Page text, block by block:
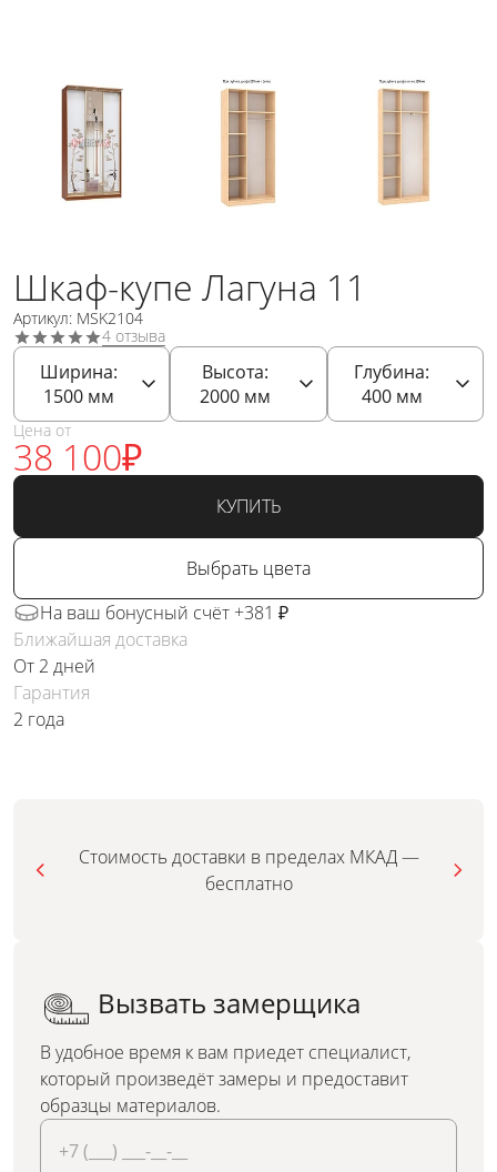
Шкаф-купе Лагуна 11
Артикул: MSK2104
4 отзыва
Ширина:
1500мм
Высота:
2000мм
Глубина:
400мм
Цена от
38 100₽
КУПИТЬ
Выбрать цвета
На ваш бонусный счёт +381 ₽
Ближайшая доставка
От 2 дней
Гарантия
2 года
Стоимость доставки в пределах МКАД —
бесплатно
Вызвать замерщика
В удобное время к вам приедет специалист,
который произведёт замеры и предоставит
образцы материалов.